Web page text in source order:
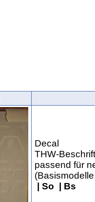
Decal
THW-
passend für
| So | Bs